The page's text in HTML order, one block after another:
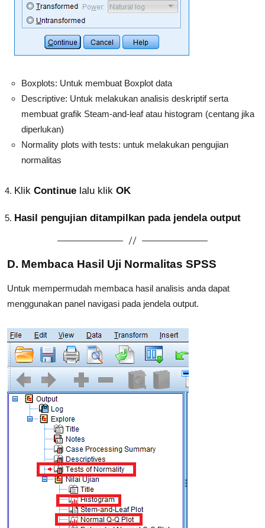
Boxplots: Untuk membuat Boxplot data
Descriptive: Untuk melakukan analisis deskriptif serta
membuat grafik Steam-and-leaf atau histogram (centang jika
diperlukan)
Normality plots with tests: untuk melakukan pengujian
normalitas
Klik Continue lalu klik OK
Hasil pengujian ditampilkan pada jendela output
D. Membaca Hasil Uji Normalitas SPSS
Untuk mempermudah membaca hasil analisis anda dapat
menggunakan panel navigasi pada jendela output.